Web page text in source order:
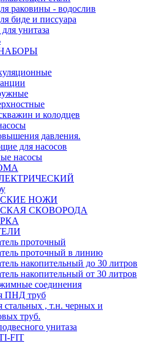
- водослив
и писсуара
унитаза
и колодцев
давления.
для насосов
насосы
НОЖИ
СКОВОРОДА
проточный
проточный в линию
накопительный до 30 литров
накопительный от 30 литров
соединения
ПНД труб
стальных , т.н. черных и
труб.
унитаза
FIT